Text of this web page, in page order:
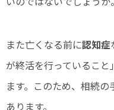
また亡くなる前に認知症
が終活を行っているこ
ます。このため、相続
あります。